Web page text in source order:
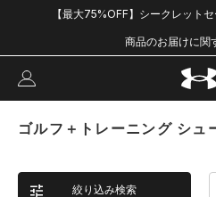
【最大75%OFF】シークレット
商品のお届けに関
ゴルフ＋トレーニング シュ
絞り込み検索